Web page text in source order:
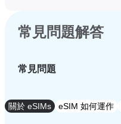
常見問題解答
常見問題
關於 eSIMs eSIM 如何運作